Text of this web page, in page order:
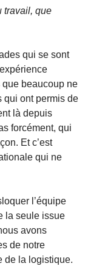
travail, que
qui se sont
beaucoup ne
qui ont permis de
là depuis
forcément, qui
Et c’est
qui ne
l’équipe
la seule issue
avons
de notre
de la logistique.